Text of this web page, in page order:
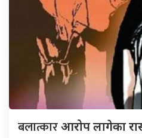
बलात्कारआरोप लागेका